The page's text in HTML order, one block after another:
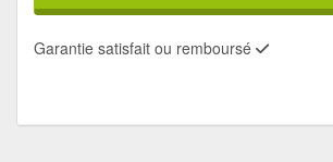
Garantie satisfait ou remboursé